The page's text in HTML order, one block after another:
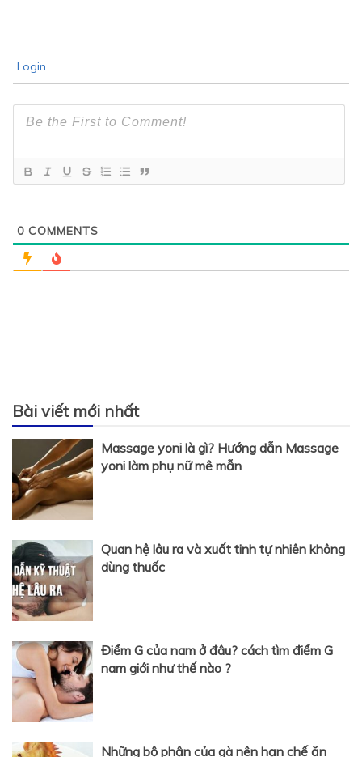
Login
0 COMMENTS
Bài viết mới nhất
Massage yoni là gì? Hướng dẫn Massage
yoni làm phụ nữ mê mẫn
Quan hệ lâu ra và xuất tinh tự nhiên không
dùng thuốc
Điểm G của nam ở đâu? cách tìm điểm G
nam giới như thế nào ?
Những bộ phận của gà nên hạn chế ăn